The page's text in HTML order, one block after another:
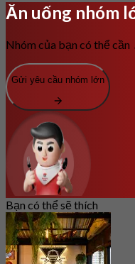
Ăn uống nhóm
Nhóm của bạn có thể cần
Gửi yêu cầu nhóm lớn
Bạn có thể sẽ thích